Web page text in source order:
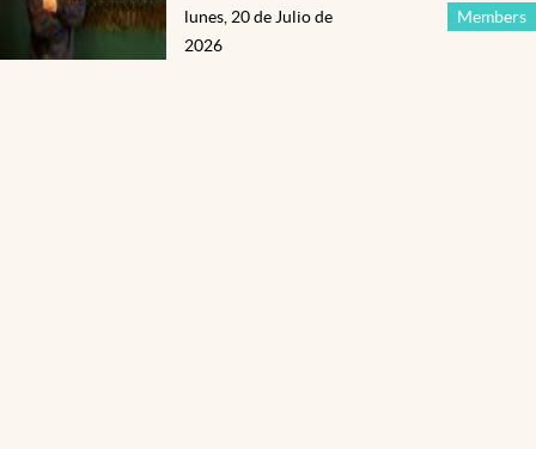
Members
lunes, 20 de Julio de
2026